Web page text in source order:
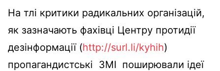
На тлі критики радикальних організацій,
як зазначають фахівці Центру протидії
дезінформації (http://surl.li/kyhih)
пропагандистські ЗМІ поширювали ідеї